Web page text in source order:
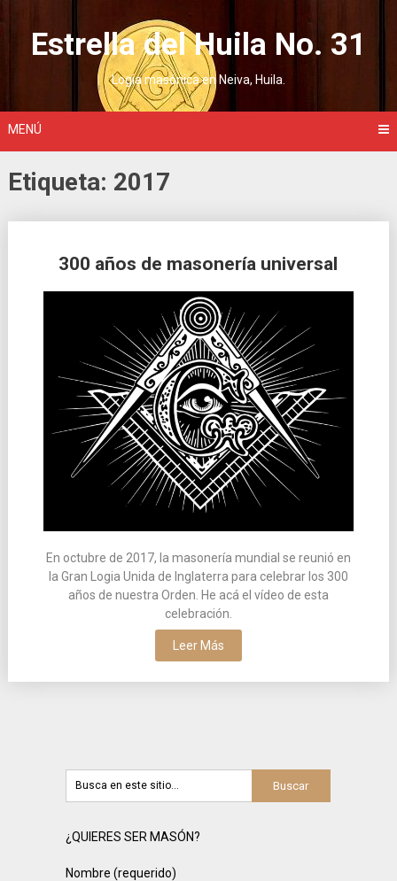
contenidoEstrella del Huila No. 31
Logia masónica en Neiva, Huila.
MENÚ
Etiqueta: 2017
300 años de masonería universal
En octubre de 2017, la masonería mundial se reunió en
la Gran Logia Unida de Inglaterra para celebrar los 300
años de nuestra Orden. He acá el vídeo de esta
celebración.
Leer Más
¿QUIERES SER MASÓN?
Nombre (requerido)